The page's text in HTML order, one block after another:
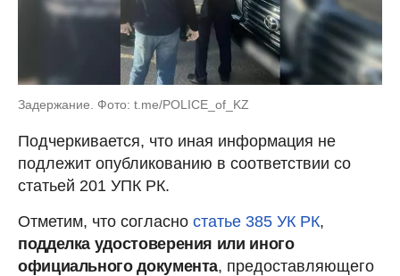
Задержание. Фото: t.me/POLICE_of_KZ
Подчеркивается, что иная информация не
подлежит опубликованию в соответствии со
статьей 201 УПК РК.
Отметим, что согласно статье 385 УК РК,
подделка удостоверения или иного
официального документа, предоставляющего